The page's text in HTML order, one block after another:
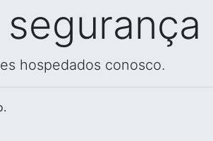
hospedados conosco.